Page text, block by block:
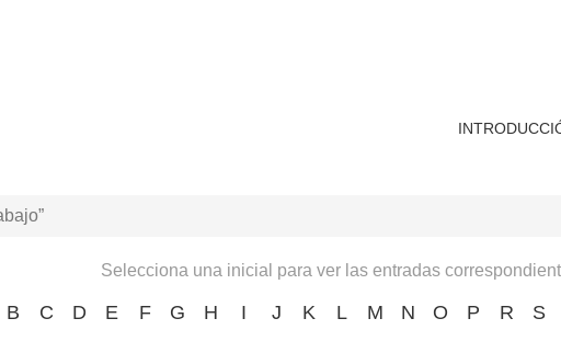
Selecciona una inicial para ver las entradas
B C D E F G H I J K L M N O P R S